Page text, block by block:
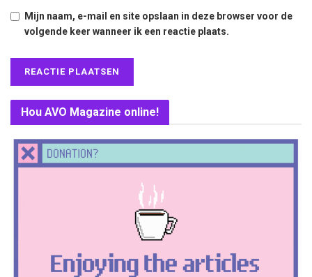
Mijn naam, e-mail en site opslaan in deze browser voor de
volgende keer wanneer ik een reactie plaats.
Hou AVO Magazine online!